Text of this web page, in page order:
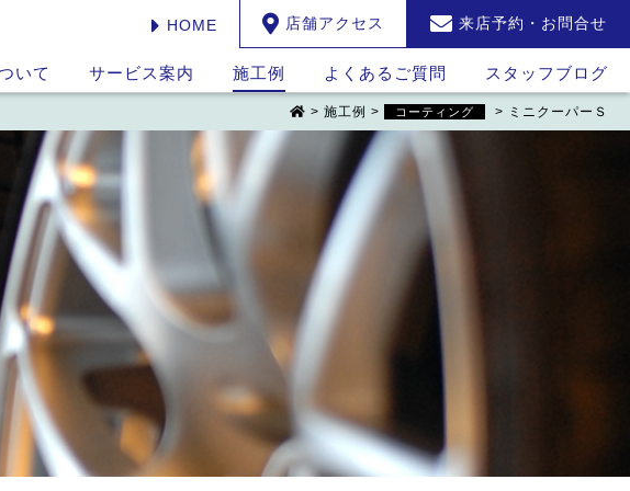
HOME 店舗アクセス 来店予約・お問合せ
いて サービス案内 施工例 よくあるご質問 スタッフブログ
> 施工例 > コーティング > ミニクーパーＳ